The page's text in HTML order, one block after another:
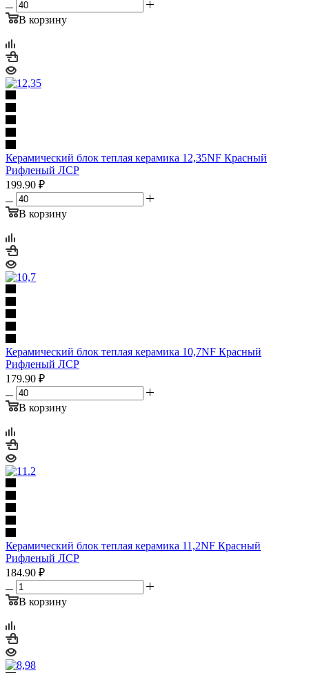
В корзину
Керамический блок теплая керамика 12,35NF Красный
Рифленый ЛСР
199.90 ₽
В корзину
Керамический блок теплая керамика 10,7NF Красный
Рифленый ЛСР
179.90 ₽
В корзину
Керамический блок теплая керамика 11,2NF Красный
Рифленый ЛСР
184.90 ₽
В корзину